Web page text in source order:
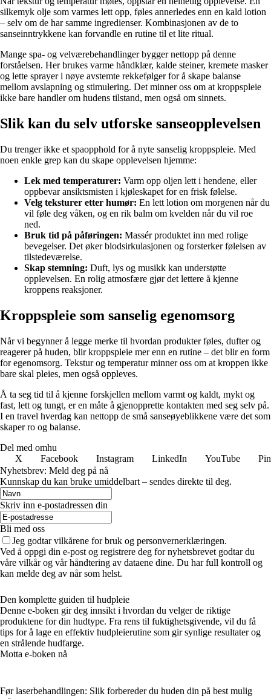
silkemyk olje som varmes lett opp, føles annerledes enn en kald lotion
– selv om de har samme ingredienser. Kombinasjonen av de to
sanseinntrykkene kan forvandle en rutine til et lite ritual.
Mange spa- og velværebehandlinger bygger nettopp på denne
forståelsen. Her brukes varme håndklær, kalde steiner, kremete masker
og lette sprayer i nøye avstemte rekkefølger for å skape balanse
mellom avslapning og stimulering. Det minner oss om at kroppspleie
ikke bare handler om hudens tilstand, men også om sinnets.
Slik kan du selv utforske sanseopplevelsen
Du trenger ikke et spaopphold for å nyte sanselig kroppspleie. Med
noen enkle grep kan du skape opplevelsen hjemme:
Lek med temperaturer: Varm opp oljen lett i hendene, eller
oppbevar ansiktsmisten i kjøleskapet for en frisk følelse.
Velg teksturer etter humør: En lett lotion om morgenen når du
vil føle deg våken, og en rik balm om kvelden når du vil roe
ned.
Bruk tid på påføringen: Massér produktet inn med rolige
bevegelser. Det øker blodsirkulasjonen og forsterker følelsen av
tilstedeværelse.
Skap stemning: Duft, lys og musikk kan understøtte
opplevelsen. En rolig atmosfære gjør det lettere å kjenne
kroppens reaksjoner.
Kroppspleie som sanselig egenomsorg
Når vi begynner å legge merke til hvordan produkter føles, dufter og
reagerer på huden, blir kroppspleie mer enn en rutine – det blir en form
for egenomsorg. Tekstur og temperatur minner oss om at kroppen ikke
bare skal pleies, men også oppleves.
Å ta seg tid til å kjenne forskjellen mellom varmt og kaldt, mykt og
fast, lett og tungt, er en måte å gjenopprette kontakten med seg selv på.
I en travel hverdag kan nettopp de små sanseøyeblikkene være det som
skaper ro og balanse.
Del med omhu
X
Facebook Instagram LinkedIn YouTube
Nyhetsbrev: Meld deg på nå
Kunnskap du kan bruke umiddelbart – sendes direkte til deg.
Skriv inn e-postadressen din
Bli med oss
Jeg godtar vilkårene for bruk og personvernerklæringen.
Ved å oppgi din e-post og registrere deg for nyhetsbrevet godtar du
våre vilkår og vår håndtering av dataene dine. Du har full kontroll og
kan melde deg av når som helst.
Den komplette guiden til hudpleie
Denne e-boken gir deg innsikt i hvordan du velger de riktige
produktene for din hudtype. Fra rens til fuktighetsgivende, vil du få
tips for å lage en effektiv hudpleierutine som gir synlige resultater og
en strålende hudfarge.
Motta e-boken nå
Før laserbehandlingen: Slik forbereder du huden din på best mulig